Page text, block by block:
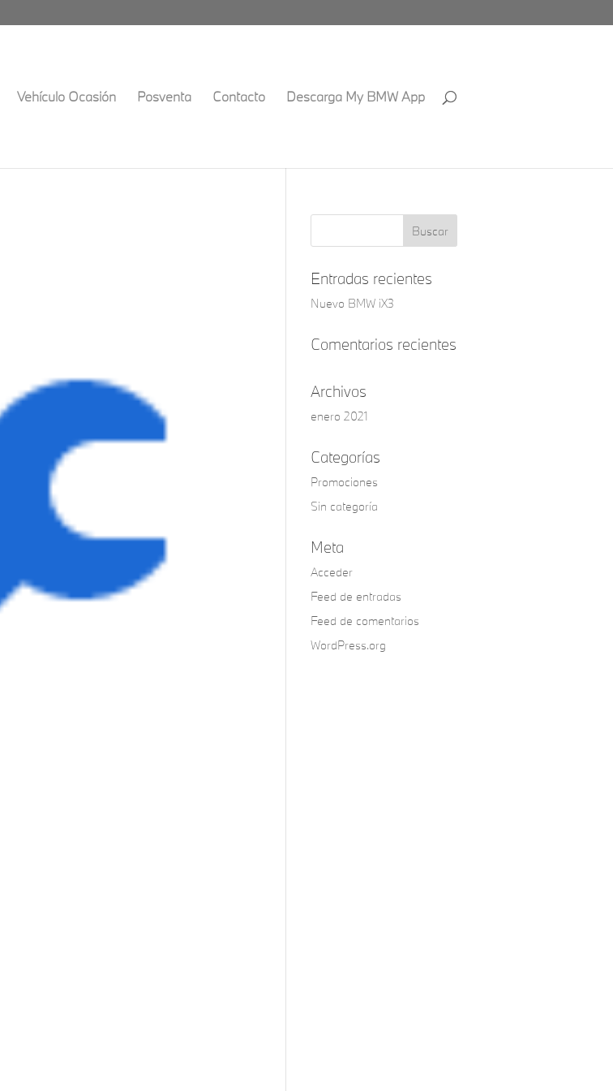
Vehículo Ocasión Posventa Contacto Descarga My BMW App
Entradas recientes
Nuevo BMW iX3
Comentarios recientes
Archivos
enero 2021
Categorías
Promociones
Sin categoría
Meta
Acceder
Feed de entradas
Feed de comentarios
WordPress.org